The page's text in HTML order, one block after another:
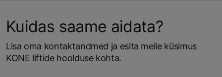
Kuidas saame aidata?
Lisa oma kontaktandmed ja esita meile küsimus
KONE liftide hoolduse kohta.